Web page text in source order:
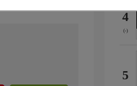
4
(-)
5